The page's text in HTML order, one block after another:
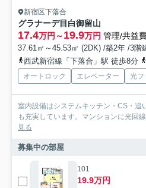
新宿区下落合
グラナーデ目白御留山
17.4万円～19.9万円 管理/共益
37.61㎡～45.53㎡ (2DK) /築2年 /3階
西武新宿線「下落合」駅 徒歩8分
オートロック エレベーター 光フ
室内設備はシステムキッチン・CS・追
も充実しています。マンションに光回
見る
募集中の部屋
101
19.9万円